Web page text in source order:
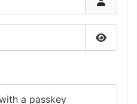
Show
a passkey